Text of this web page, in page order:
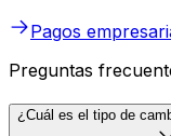
Pagos
Preguntas
¿Cuál es el tipo de